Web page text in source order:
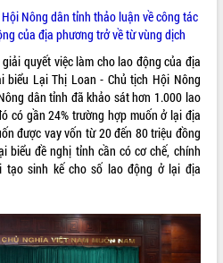
Nông dân tỉnh thảo luận về công tác
của địa phương trở về từ vùng dịch
quyết việc làm cho lao động của địa
biểu Lại Thị Loan - Chủ tịch Hội Nông
dân tỉnh đã khảo sát hơn 1.000 lao
có gần 24% trường hợp muốn ở lại địa
được vay vốn từ 20 đến 80 triệu đồng
biểu đề nghị tỉnh cần có cơ chế, chính
tạo sinh kế cho số lao động ở lại địa